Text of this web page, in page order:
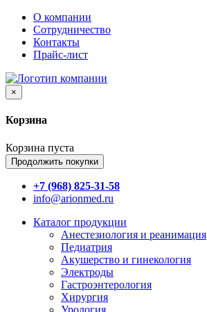
О компании
Сотрудничество
Контакты
Прайс-лист
×
Корзина
Корзина пуста
Продолжить покупки
+7 (968) 825-31-58
info@arionmed.ru
Каталог продукции
Анестезиология и реанимация
Педиатрия
Акушерство и гинекология
Электроды
Гастроэнтерология
Хирургия
Урология